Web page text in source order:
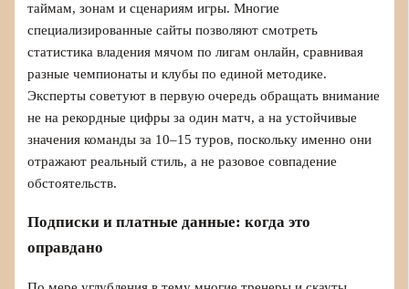
таймам, зонам и сценариям игры. Многие
специализированные сайты позволяют смотреть
статистика владения мячом по лигам онлайн, сравнивая
разные чемпионаты и клубы по единой методике.
Эксперты советуют в первую очередь обращать внимание
не на рекордные цифры за один матч, а на устойчивые
значения команды за 10–15 туров, поскольку именно они
отражают реальный стиль, а не разовое совпадение
обстоятельств.
Подписки и платные данные: когда это
оправдано